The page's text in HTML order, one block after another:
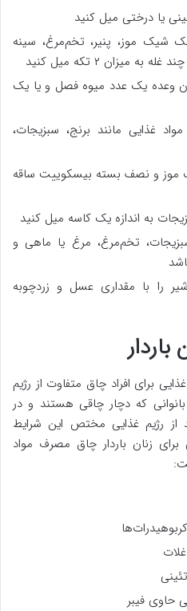
شیک موز، پنیر، تخم‌مرغ، سینه
وعده یک عدد میوه فصل و یا یک
غذایی مانند برنج، سبزیجات،
موز و نصف بسته بیسکوییت ساقه
به اندازه یک کاسه میل کنید
تخم‌مرغ، مرغ یا ماهی و
را با مقداری عسل و زردچوبه
برای افراد چاق متفاوت از رژیم
بانوانی که دچار چاقی هستند و در
از رژیم غذایی مختص این شرایط
برای زنان باردار چاق مصرف مواد
حاوی فیبر